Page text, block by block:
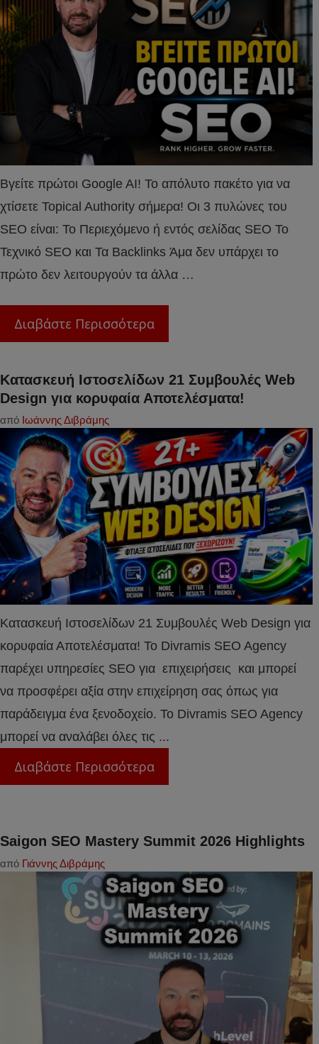
Βγείτε πρώτοι Google AI! Το απόλυτο πακέτο για να
χτίσετε Topical Authority σήμερα! Οι 3 πυλώνες του
SEO είναι: Το Περιεχόμενο ή εντός σελίδας SEO To
Τεχνικό SEO και Τα Backlinks Άμα δεν υπάρχει το
πρώτο δεν λειτουργούν τα άλλα …
Διαβάστε Περισσότερα
Κατασκευή Ιστοσελίδων 21 Συμβουλές Web
Design για κορυφαία Αποτελέσματα!
από Ιωάννης Διβράμης
Κατασκευή Ιστοσελίδων 21 Συμβουλές Web Design για
κορυφαία Αποτελέσματα! Το Divramis SEO Agency
παρέχει υπηρεσίες SEO για επιχειρήσεις και μπορεί
να προσφέρει αξία στην επιχείρηση σας όπως για
παράδειγμα ένα ξενοδοχείο. Το Divramis SEO Agency
μπορεί να αναλάβει όλες τις ...
Διαβάστε Περισσότερα
Saigon SEO Mastery Summit 2026 Highlights
από Γιάννης Διβράμης